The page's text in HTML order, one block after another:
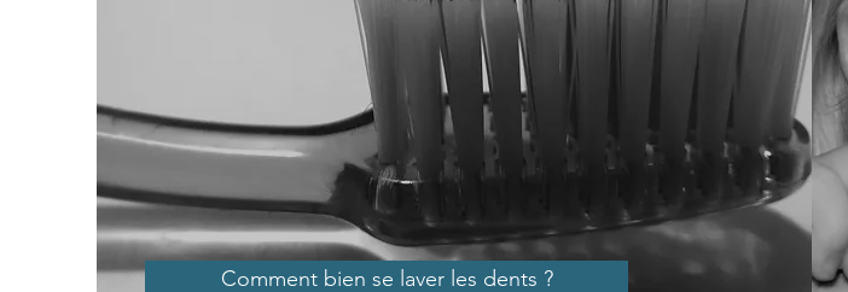
Comment bien se laver les dents ?